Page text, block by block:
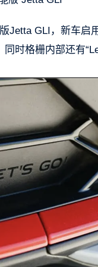
Jetta GLI，新车启
时格栅内部还有